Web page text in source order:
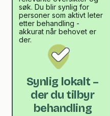
søk. Du blir synlig for
personer som aktivt leter
etter behandling -
akkurat når behovet er
der.
Synlig lokalt –
der du tilbyr
behandling